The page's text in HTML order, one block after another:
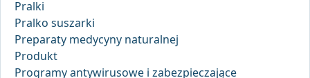
Pralki
Pralko suszarki
Preparaty medycyny naturalnej
Produkt
Programy antywirusowe i zabezpieczające